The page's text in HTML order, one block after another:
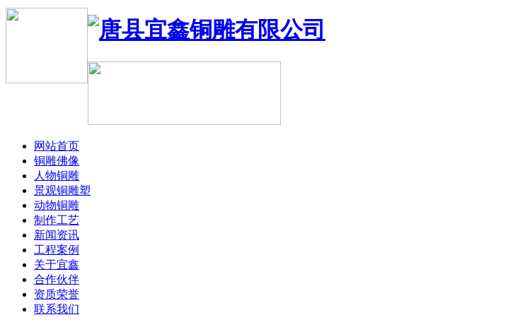
网站首页
铜雕佛像
人物铜雕
景观铜雕塑
动物铜雕
制作工艺
新闻资讯
工程案例
关于宜鑫
合作伙伴
资质荣誉
联系我们